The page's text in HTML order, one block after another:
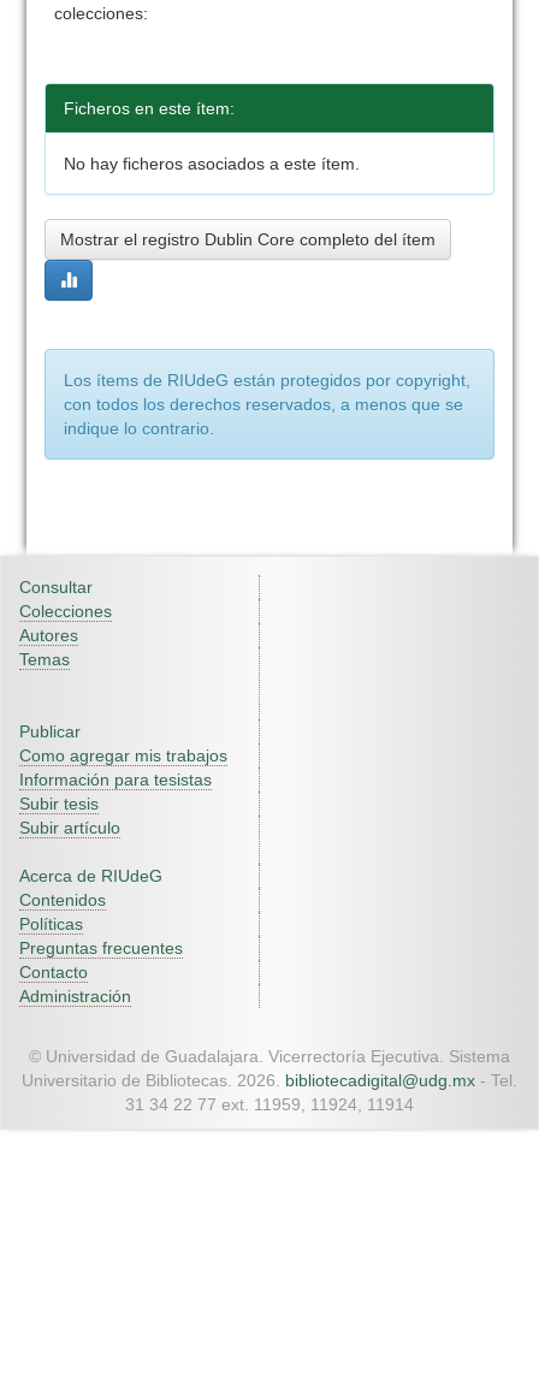
colecciones:
Ficheros en este ítem:
No hay ficheros asociados a este ítem.
Mostrar el registro Dublin Core completo del ítem
Los ítems de RIUdeG están protegidos por copyright,
con todos los derechos reservados, a menos que se
indique lo contrario.
Consultar
Colecciones
Autores
Temas
Publicar
Como agregar mis trabajos
Información para tesistas
Subir tesis
Subir artículo
Acerca de RIUdeG
Contenidos
Políticas
Preguntas frecuentes
Contacto
Administración
© Universidad de Guadalajara. Vicerrectoría Ejecutiva. Sistema
Universitario de Bibliotecas. 2026. bibliotecadigital@udg.mx - Tel.
31 34 22 77 ext. 11959, 11924, 11914